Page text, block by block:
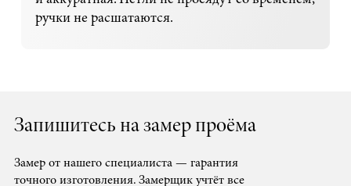
ручки не расшатаются.
Запишитесь на замер проёма
Замер от нашего специалиста — гарантия
точного изготовления. Замерщик учтёт все